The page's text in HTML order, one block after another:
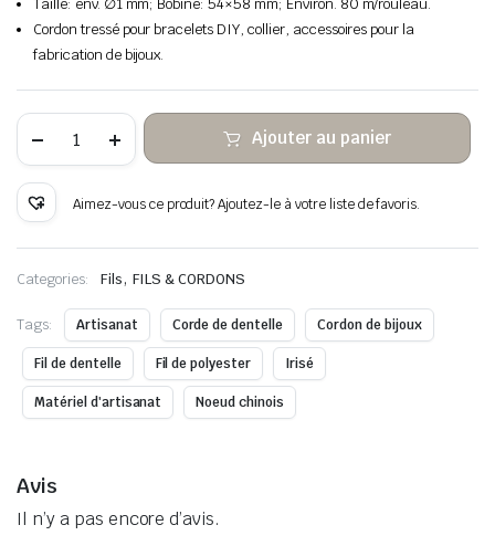
Taille: env. ∅1 mm; Bobine: 54×58 mm; Environ. 80 m/rouleau.
Cordon tressé pour bracelets DIY, collier, accessoires pour la
fabrication de bijoux.
Fils
polyester
teints
segments
03
Ajouter au panier
Aimez-vous ce produit? Ajoutez-le à votre liste de favoris.
Categories: Fils, FILS & CORDONS
Tags: Artisanat Corde de dentelle Cordon de bijoux
Fil de dentelle Fil de polyester Irisé
Matériel d'artisanat Noeud chinois
Avis
Il n’y a pas encore d’avis.